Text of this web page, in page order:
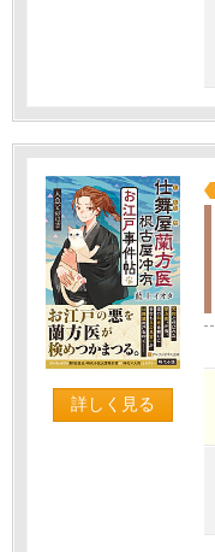
詳しく見る